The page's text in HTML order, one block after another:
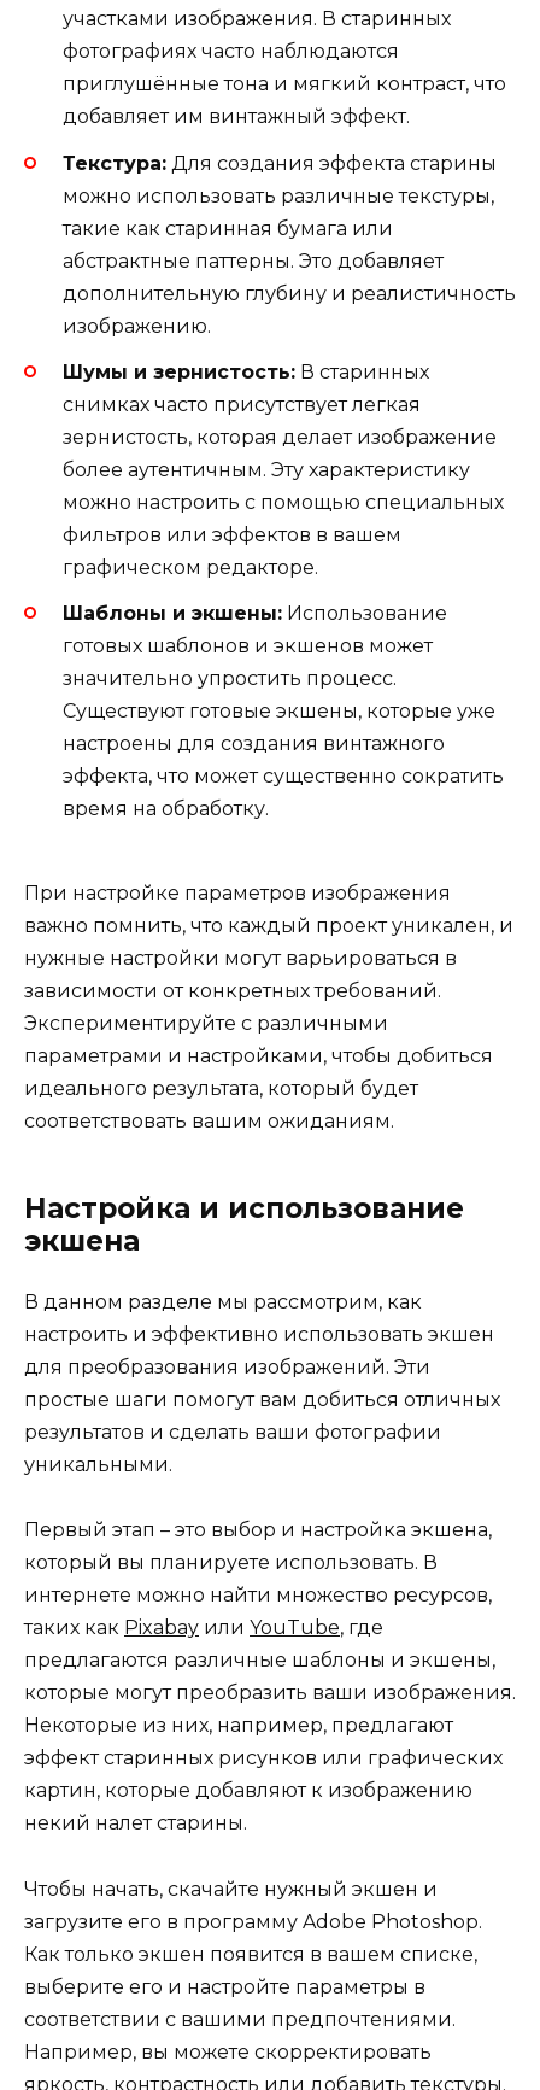
участками изображения. В старинных
фотографиях часто наблюдаются
приглушённые тона и мягкий контраст, что
добавляет им винтажный эффект.
Текстура: Для создания эффекта старины
можно использовать различные текстуры,
такие как старинная бумага или
абстрактные паттерны. Это добавляет
дополнительную глубину и реалистичность
изображению.
Шумы и зернистость: В старинных
снимках часто присутствует легкая
зернистость, которая делает изображение
более аутентичным. Эту характеристику
можно настроить с помощью специальных
фильтров или эффектов в вашем
графическом редакторе.
Шаблоны и экшены: Использование
готовых шаблонов и экшенов может
значительно упростить процесс.
Существуют готовые экшены, которые уже
настроены для создания винтажного
эффекта, что может существенно сократить
время на обработку.
При настройке параметров изображения
важно помнить, что каждый проект уникален, и
нужные настройки могут варьироваться в
зависимости от конкретных требований.
Экспериментируйте с различными
параметрами и настройками, чтобы добиться
идеального результата, который будет
соответствовать вашим ожиданиям.
Настройка и использование
экшена
В данном разделе мы рассмотрим, как
настроить и эффективно использовать экшен
для преобразования изображений. Эти
простые шаги помогут вам добиться отличных
результатов и сделать ваши фотографии
уникальными.
Первый этап – это выбор и настройка экшена,
который вы планируете использовать. В
интернете можно найти множество ресурсов,
таких как Pixabay или YouTube, где
предлагаются различные шаблоны и экшены,
которые могут преобразить ваши изображения.
Некоторые из них, например, предлагают
эффект старинных рисунков или графических
картин, которые добавляют к изображению
некий налет старины.
Чтобы начать, скачайте нужный экшен и
загрузите его в программу Adobe Photoshop.
Как только экшен появится в вашем списке,
выберите его и настройте параметры в
соответствии с вашими предпочтениями.
Например, вы можете скорректировать
яркость, контрастность или добавить текстуры.